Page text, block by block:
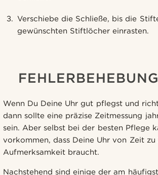
Verschiebe die Schließe, bis die
gewünschten Stiftlöcher einrasten.
Wenn Du Deine Uhr gut pflegst und
dann sollte eine präzise Zeitmessung
sein. Aber selbst bei der besten Pflege
vorkommen, dass Deine Uhr von Zeit
Aufmerksamkeit braucht.
Nachstehend sind einige der am